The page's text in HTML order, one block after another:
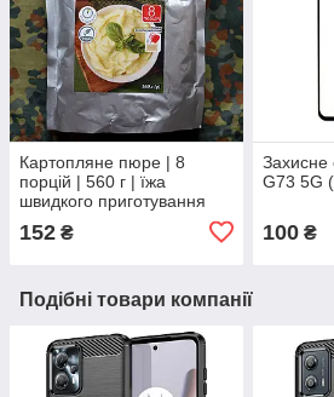
Картопляне пюре | 8
порцій | 560 г | їжа
швидкого приготування
для туристів та військових
152 ₴
Захисне
G73 5G
100₴
Подібні товари компанії